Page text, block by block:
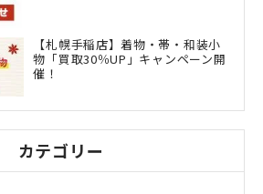
【札幌手稲店】着物・帯・和装小
物「買取30％UP」キャンペーン開
催！
カテゴリー